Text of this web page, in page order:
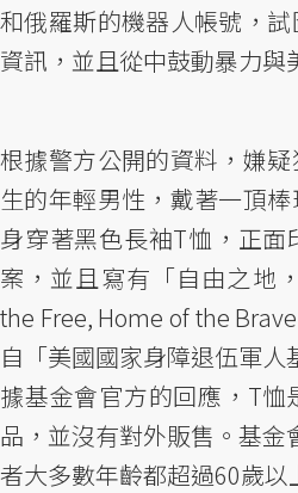
和俄羅斯的機器人帳號，
資訊，並且從中鼓動暴力與
根據警方公開的資料，嫌
生的年輕男性，戴著一頂
身穿著黑色長袖T恤，正
案，並且寫有「自由之地
the Free, Home of the
自「美國國家身障退伍軍人
據基金會官方的回應，T
品，並沒有對外販售。基金
者大多數年齡都超過60歲以